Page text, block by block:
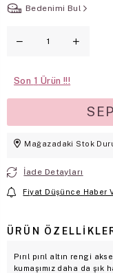
Bedenimi Bul
Son 1
Mağazadaki Stok
İade Detayları
Fiyat Düşünce Haber
ÜRÜN
Pırıl pırıl altın rengi
kumaşımız daha da